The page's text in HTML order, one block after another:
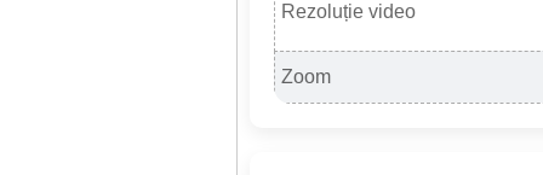
Rezoluție video
Zoom